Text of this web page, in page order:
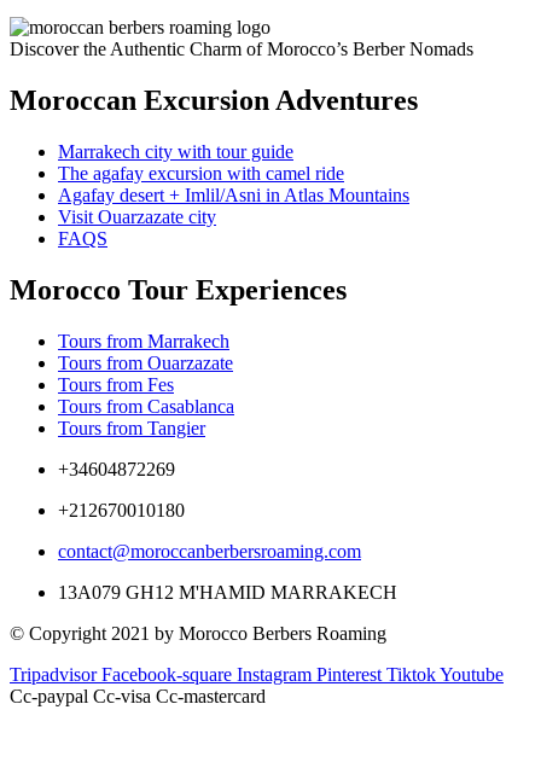
Discover the Authentic Charm of Morocco’s Berber Nomads
Moroccan Excursion Adventures
Marrakech city with tour guide
The agafay excursion with camel ride
Agafay desert + Imlil/Asni in Atlas Mountains
Visit Ouarzazate city
FAQS
Morocco Tour Experiences
Tours from Marrakech
Tours from Ouarzazate
Tours from Fes
Tours from Casablanca
Tours from Tangier
+34604872269
+212670010180
contact@moroccanberbersroaming.com
13A079 GH12 M'HAMID MARRAKECH
© Copyright 2021 by Morocco Berbers Roaming
Tripadvisor Facebook-square Instagram Pinterest TiktokYoutube
Cc-paypal Cc-visa Cc-mastercard